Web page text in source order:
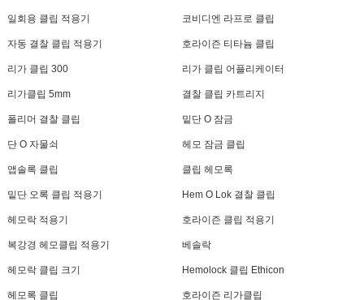
일회용 클립 적용기 코비디엔 라프로 클립
자동 결찰 클립 적용기 호라이즌 티타늄 클립
리가 클립 300 리가 클립 어플리케이터
리가클립 5mm 결찰 클립 카트리지
폴리머 결찰 클립 밑단 O 잠금
단 O 자물쇠 헤모 잠금 클립
앱솔록 클립 클립 헤모록
밑단 오록 클립 적용기 Hem O Lok 결찰 클립
헤모락 적용기 호라이즌 클립 적용기
복강경 헤모클립 적용기 베솔락
헤모락 클립 크기 Hemolock 클립 Ethicon
헤모록 클립 호라이즌 리가클립